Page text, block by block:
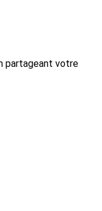
partageant votre